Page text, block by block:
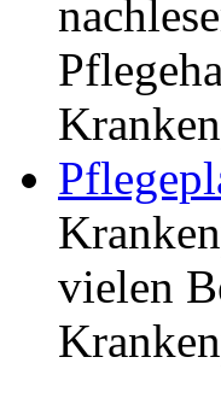
vielen